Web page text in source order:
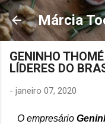
Pular
Márcia
GENINHO
LÍDERES DO
- janeiro 07, 2020
O empresário